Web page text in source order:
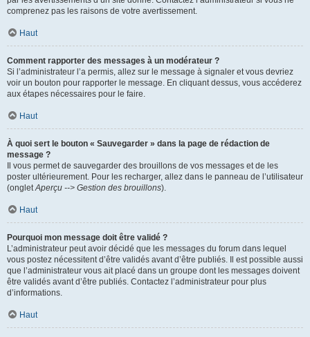
comprenez pas les raisons de votre avertissement.
Haut
Comment rapporter des messages à un modérateur ?
Si l’administrateur l’a permis, allez sur le message à signaler et vous devriez
voir un bouton pour rapporter le message. En cliquant dessus, vous accéderez
aux étapes nécessaires pour le faire.
Haut
À quoi sert le bouton « Sauvegarder » dans la page de rédaction de
message ?
Il vous permet de sauvegarder des brouillons de vos messages et de les
poster ultérieurement. Pour les recharger, allez dans le panneau de l’utilisateur
(ongletAperçu --> Gestion des brouillons).
Haut
Pourquoi mon message doit être validé ?
L’administrateur peut avoir décidé que les messages du forum dans lequel
vous postez nécessitent d’être validés avant d’être publiés. Il est possible aussi
que l’administrateur vous ait placé dans un groupe dont les messages doivent
être validés avant d’être publiés. Contactez l’administrateur pour plus
d’informations.
Haut